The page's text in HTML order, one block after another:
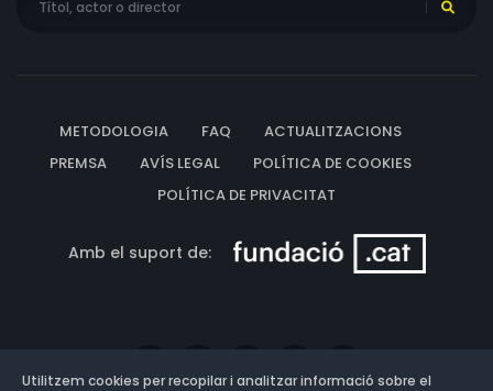
METODOLOGIA FAQ
ACTUALITZACIONS
PREMSA
AVÍS LEGAL
POLÍTICA DE COOKIES
POLÍTICA DE PRIVACITAT
Amb el suport de:
Utilitzem cookies per recopilar i analitzar informació sobre el